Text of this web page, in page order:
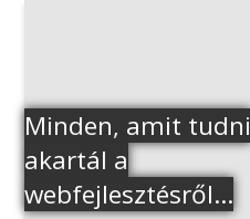
Minden, amit tudni
akartál a
webfejlesztésről…